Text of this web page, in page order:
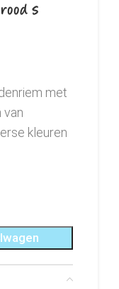
S
met
van
kleuren